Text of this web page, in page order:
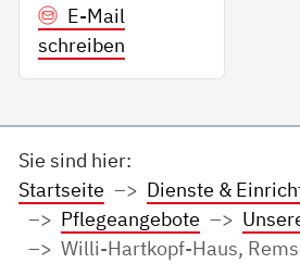
E-Mail
schreiben
Sie sind hier:
Startseite
Dienste &
Pflegeangebote
Willi-Hartkopf-Haus,